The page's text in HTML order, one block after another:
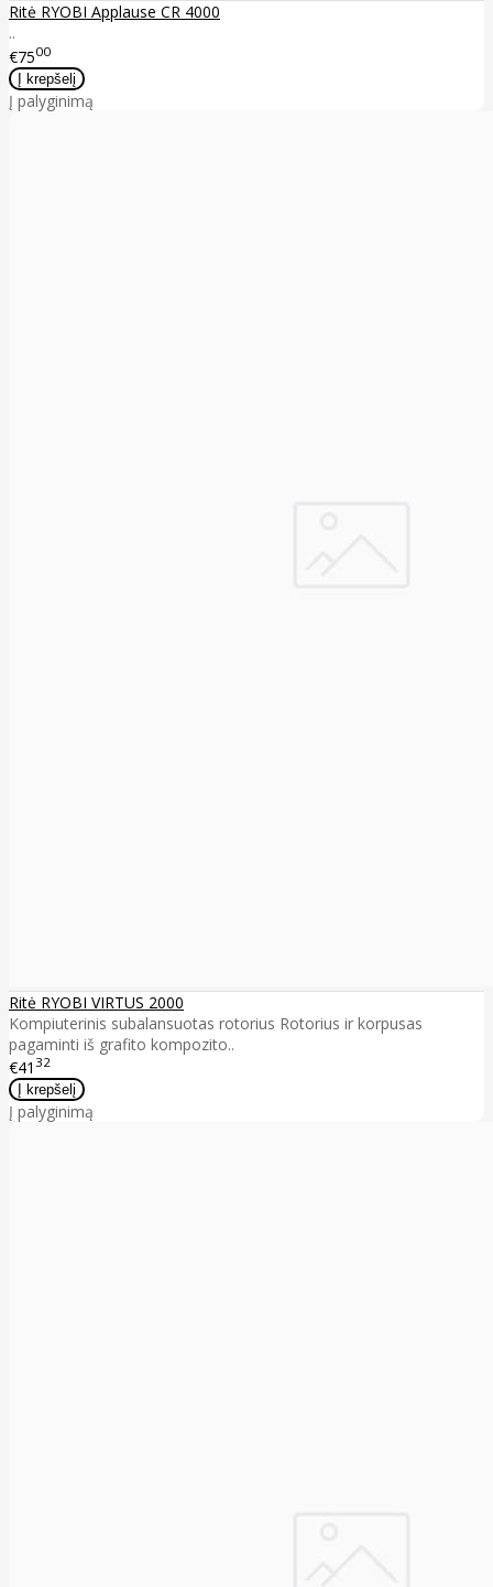
Ritė RYOBI Applause CR 4000
..
€7500
Į palyginimą
Ritė RYOBI VIRTUS 2000
Kompiuterinis subalansuotas rotorius Rotorius ir korpusas
pagaminti iš grafito kompozito..
€41 32
Į palyginimą